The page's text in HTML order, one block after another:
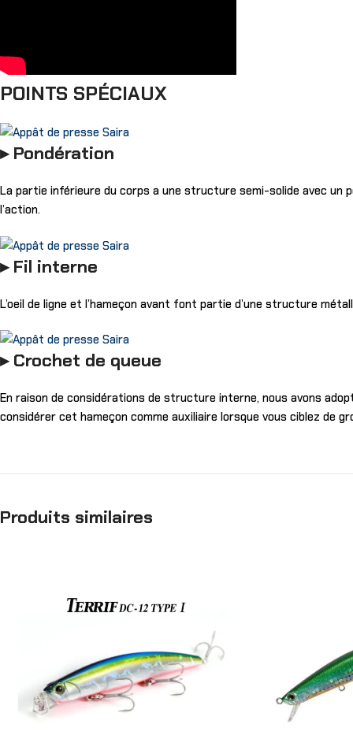
POINTS SPÉCIAUX
▸ Pondération
La partie inférieure du corps a une structure semi-solide avec un
l’action.
▸ Fil interne
L’oeil de ligne et l’hameçon avant font partie d’une structure
▸ Crochet de queue
En raison de considérations de structure interne, nous avons
considérer cet hameçon comme auxiliaire lorsque vous ciblez de
Produits similaires